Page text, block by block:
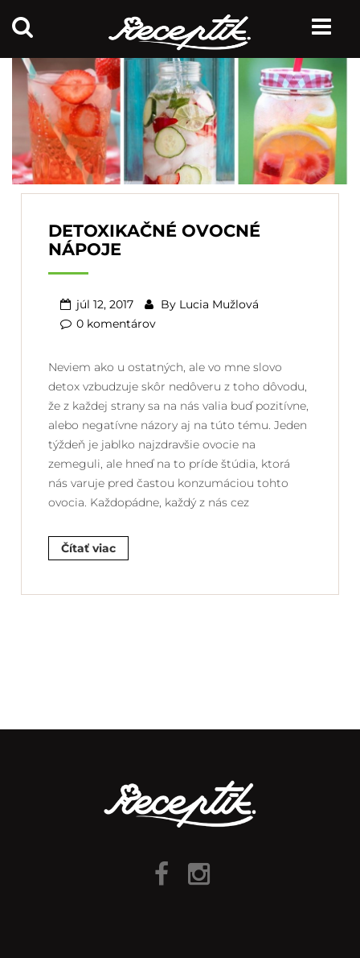
DETOXIKAČNÉ OVOCNÉ
NÁPOJE
júl 12, 2017 By Lucia Mužlová
0 komentárov
Neviem ako u ostatných, ale vo mne slovo
detox vzbudzuje skôr nedôveru z toho dôvodu,
že z každej strany sa na nás valia buď pozitívne,
alebo negatívne názory aj na túto tému. Jeden
týždeň je jablko najzdravšie ovocie na
zemeguli, ale hneď na to príde štúdia, ktorá
nás varuje pred častou konzumáciou tohto
ovocia. Každopádne, každý z nás cez
Čítať viac